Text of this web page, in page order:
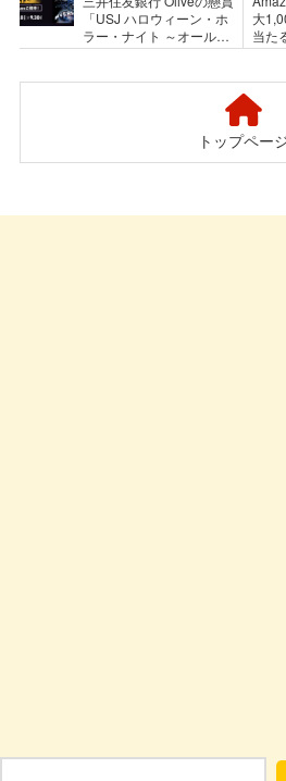
「USJ ハロウィーン・ホ
ラー・ナイト ～オールナ
イト～ ご招待」キャンペ
大
当た
ウ情
トップペー